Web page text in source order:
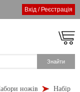
Вхід / Реєстрація
ножів
Набір